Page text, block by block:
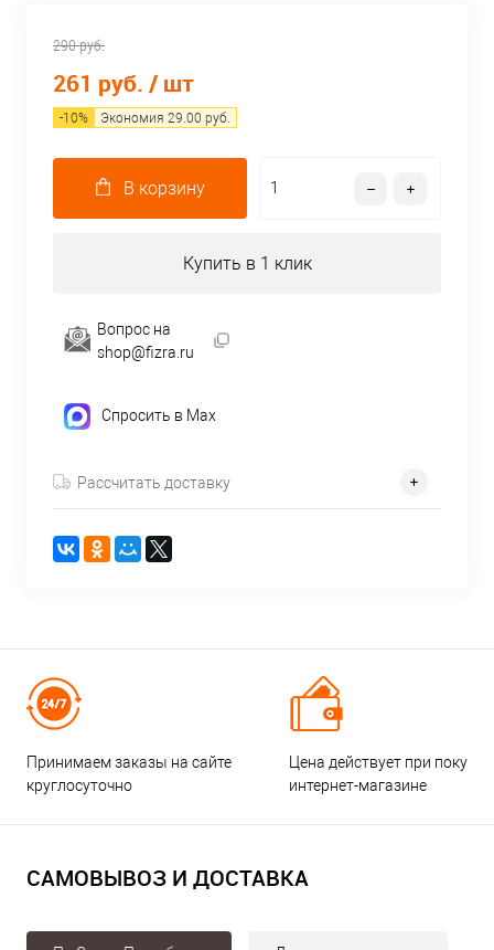
290 руб.
261 руб. / шт
-10% Экономия 29.00 руб.
В корзину
Купить в 1 клик
Вопрос на
shop@fizra.ru
Спросить в Max
Рассчитать доставку
Принимаем заказы на сайте
круглосуточно
Цена действует при
интернет-магазине
САМОВЫВОЗ И ДОСТАВКА